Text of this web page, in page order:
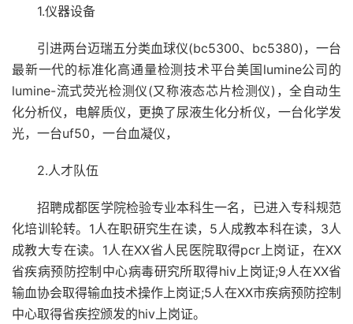
1.仪器设备
引进两台迈瑞五分类血球仪(bc5300、bc5380)，一台
最新一代的标准化高通量检测技术平台美国lumine公司的
lumine-流式荧光检测仪(又称液态芯片检测仪)，全自动生
化分析仪，电解质仪，更换了尿液生化分析仪，一台化学发
光，一台uf50，一台血凝仪，
2.人才队伍
招聘成都医学院检验专业本科生一名，已进入专科规范
化培训轮转。1人在职研究生在读，5人成教本科在读，3人
成教大专在读。1人在XX省人民医院取得pcr上岗证，在XX
省疾病预防控制中心病毒研究所取得hiv上岗证;9人在XX省
输血协会取得输血技术操作上岗证;5人在XX市疾病预防控制
中心取得省疾控颁发的hiv上岗证。